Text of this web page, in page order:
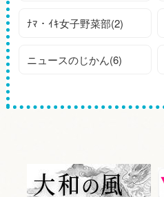
ﾅﾏ・ｲｷ女子野菜部(2)
ニュースのじかん(6)